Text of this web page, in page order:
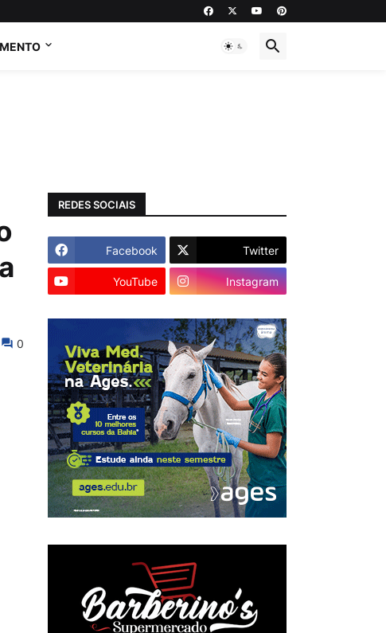
0
REDES SOCIAIS
Facebook Twitter
YouTube Instagram